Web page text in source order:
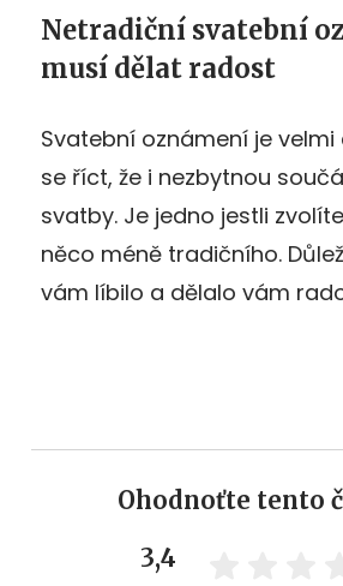
Netradiční svatební
musí dělat radost
Svatební oznámení je
se říct, že i nezbytnou
svatby. Je jedno jestli
něco méně tradičního.
vám líbilo a dělalo vám
Ohodnoťte tento
3,4